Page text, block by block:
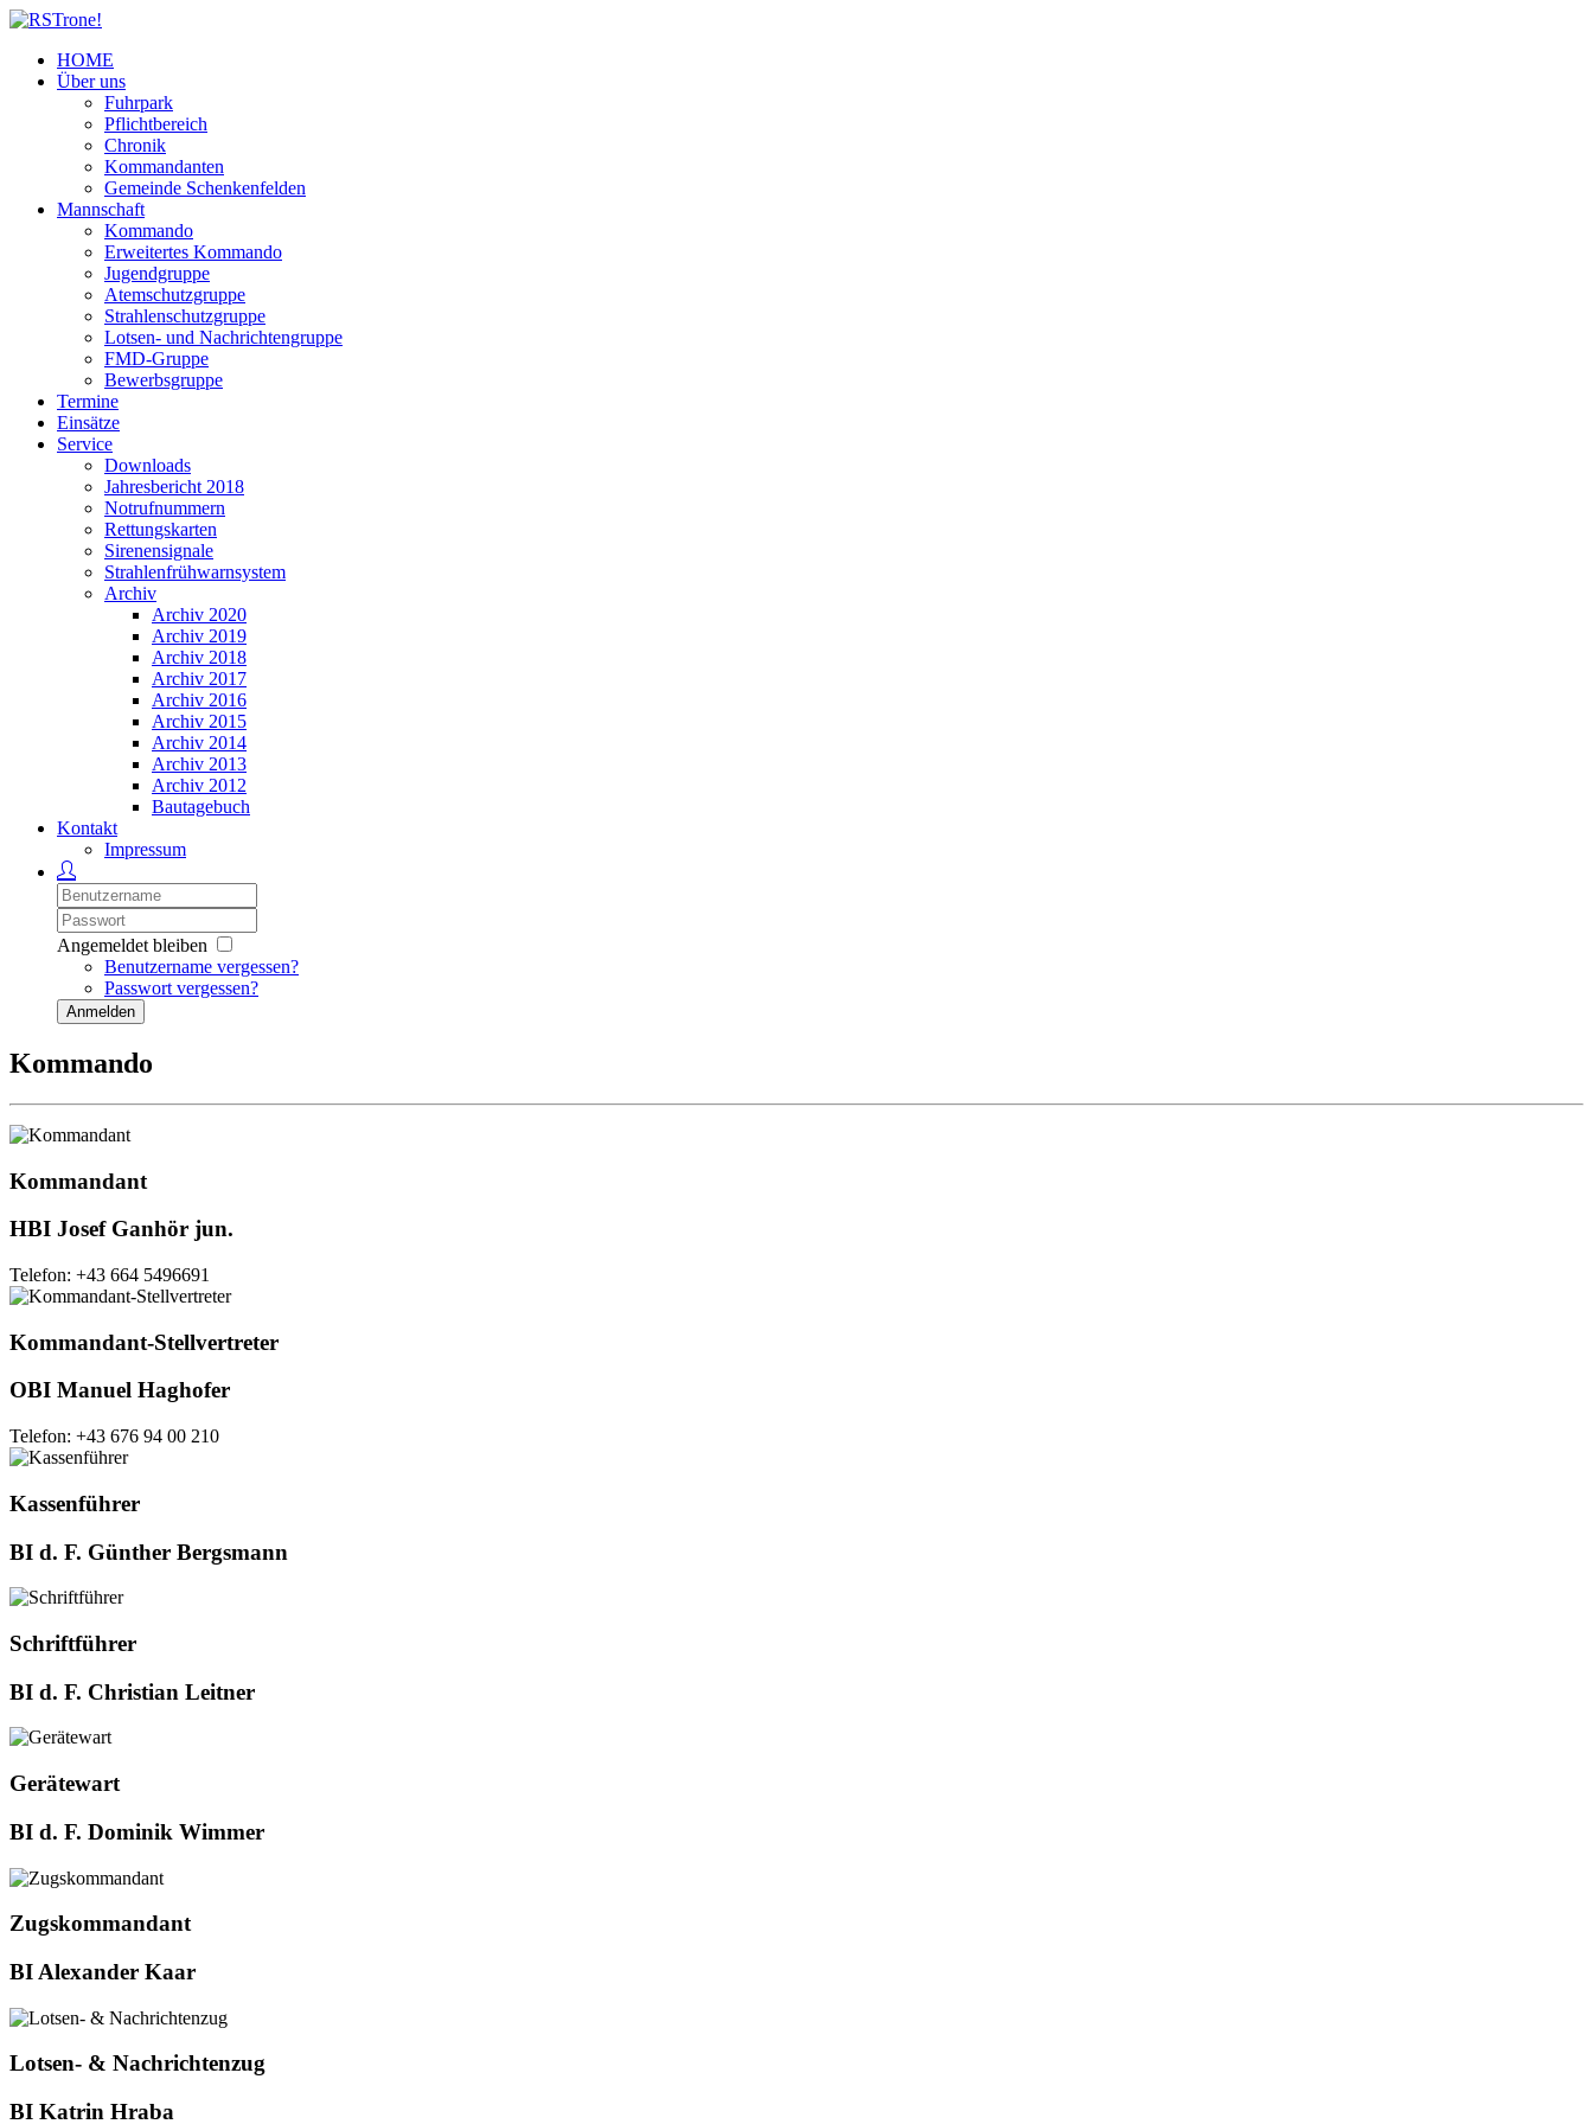
HOME
Über uns
Fuhrpark
Pflichtbereich
Chronik
Kommandanten
Gemeinde Schenkenfelden
Mannschaft
Kommando
Erweitertes Kommando
Jugendgruppe
Atemschutzgruppe
Strahlenschutzgruppe
Lotsen- und Nachrichtengruppe
FMD-Gruppe
Bewerbsgruppe
Termine
Einsätze
Service
Downloads
Jahresbericht 2018
Notrufnummern
Rettungskarten
Sirenensignale
Strahlenfrühwarnsystem
Archiv
Archiv 2020
Archiv 2019
Archiv 2018
Archiv 2017
Archiv 2016
Archiv 2015
Archiv 2014
Archiv 2013
Archiv 2012
Bautagebuch
Kontakt
Impressum
Angemeldet bleiben
Benutzername vergessen?
Passwort vergessen?
Anmelden
Kommando
Kommandant
HBI Josef Ganhör jun.
Telefon: +43 664 5496691
Kommandant-Stellvertreter
OBI Manuel Haghofer
Telefon: +43 676 94 00 210
Kassenführer
BI d. F. Günther Bergsmann
Schriftführer
BI d. F. Christian Leitner
Gerätewart
BI d. F. Dominik Wimmer
Zugskommandant
BI Alexander Kaar
Lotsen- & Nachrichtenzug
BI Katrin Hraba